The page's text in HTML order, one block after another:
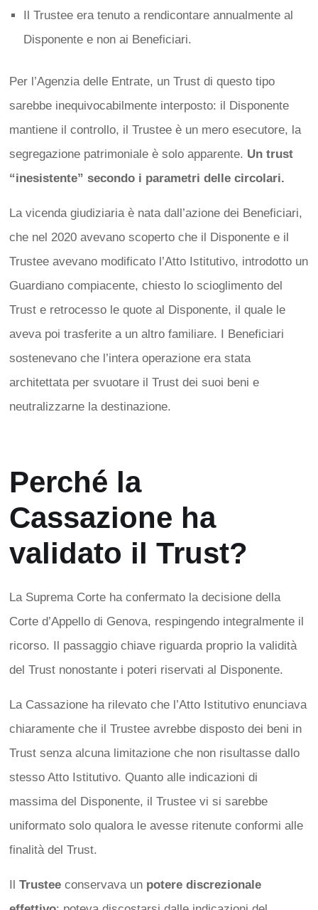
Il Trustee era tenuto a rendicontare annualmente al
Disponente e non ai Beneficiari.
Per l’Agenzia delle Entrate, un Trust di questo tipo
sarebbe inequivocabilmente interposto: il Disponente
mantiene il controllo, il Trustee è un mero esecutore, la
segregazione patrimoniale è solo apparente. Un trust
“inesistente” secondo i parametri delle circolari.
La vicenda giudiziaria è nata dall’azione dei Beneficiari,
che nel 2020 avevano scoperto che il Disponente e il
Trustee avevano modificato l’Atto Istitutivo, introdotto un
Guardiano compiacente, chiesto lo scioglimento del
Trust e retrocesso le quote al Disponente, il quale le
aveva poi trasferite a un altro familiare. I Beneficiari
sostenevano che l’intera operazione era stata
architettata per svuotare il Trust dei suoi beni e
neutralizzarne la destinazione.
Perché la
Cassazione ha
validato il Trust?
La Suprema Corte ha confermato la decisione della
Corte d’Appello di Genova, respingendo integralmente il
ricorso. Il passaggio chiave riguarda proprio la validità
del Trust nonostante i poteri riservati al Disponente.
La Cassazione ha rilevato che l’Atto Istitutivo enunciava
chiaramente che il Trustee avrebbe disposto dei beni in
Trust senza alcuna limitazione che non risultasse dallo
stesso Atto Istitutivo. Quanto alle indicazioni di
massima del Disponente, il Trustee vi si sarebbe
uniformato solo qualora le avesse ritenute conformi alle
finalità del Trust.
Il Trusteeconservava un potere discrezionale